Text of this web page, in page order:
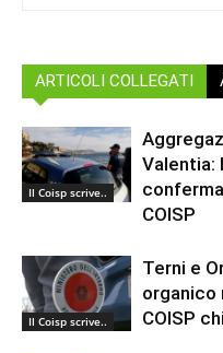
ARTICOLI COLLEGATI
Il Coisp scrive..
Valentia:
COISP
Il Coisp scrive..
Terni e
organico
COISP